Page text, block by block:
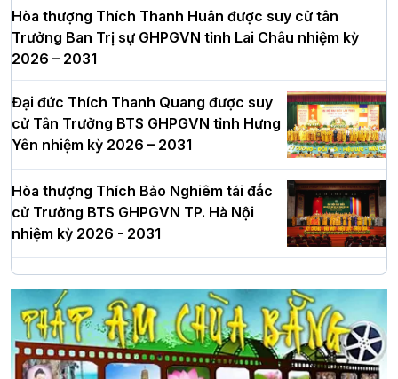
Hòa thượng Thích Thanh Huân được suy cử tân
Trưởng Ban Trị sự GHPGVN tỉnh Lai Châu nhiệm kỳ
2026 – 2031
Đại đức Thích Thanh Quang được suy
cử Tân Trưởng BTS GHPGVN tỉnh Hưng
Yên nhiệm kỳ 2026 – 2031
Hòa thượng Thích Bảo Nghiêm tái đắc
cử Trưởng BTS GHPGVN TP. Hà Nội
nhiệm kỳ 2026 - 2031
Hà Nội: Long trọng lễ khởi công xây
dựng Trung tâm văn hóa Phật giáo Thủ
đô